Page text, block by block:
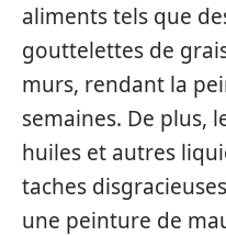
aliments tels que
gouttelettes de
murs, rendant la
semaines. De plus,
huiles et autres
taches
une peinture de